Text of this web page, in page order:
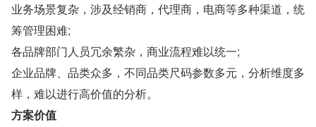
业务场景复杂，涉及经销商，代理商，电商等多种渠道，统
筹管理困难;
各品牌部门人员冗余繁杂，商业流程难以统一;
企业品牌、品类众多，不同品类尺码参数多元，分析维度多
样，难以进行高价值的分析。
方案价值